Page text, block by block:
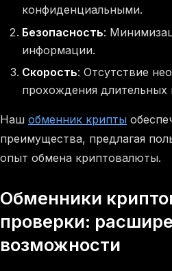
конфиденциальными.
Безопасность:
информации.
Скорость: Отсутствие
прохождения
Наш обменник крипты
преимущества, предлагая
опыт обмена криптовалюты.
Обменники
проверки:
возможности